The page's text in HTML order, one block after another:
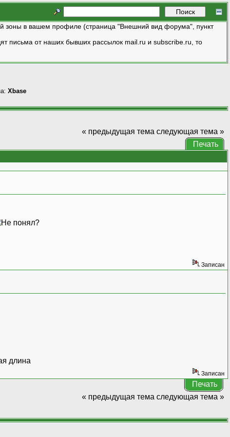
зоны в вашем профиле (страница "Внешний вид форума", пункт
письма от наших бывших рассылок mail.ru и subscribe.ru, то
Xbase
« предыдущая тема следующая тема »
Печать
?
Записан
длина
Записан
Печать
« предыдущая тема следующая тема »